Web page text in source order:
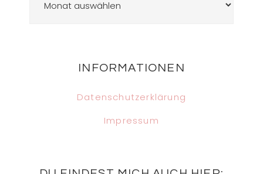
INFORMATIONEN
Datenschutzerklärung
Impressum